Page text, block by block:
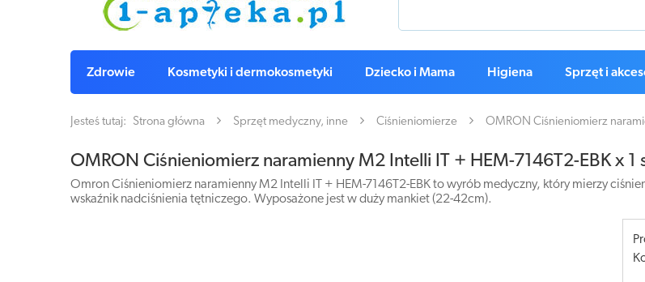
Zdrowie Kosmetyki i dermokosmetyki Dziecko i Mama Higiena Sprzęt i
Jesteś tutaj: Strona główna Sprzęt medyczny, inne Ciśnieniomierze OMRON Ciśnieniomierz
OMRON Ciśnieniomierz naramienny M2 Intelli IT + HEM-7146T2-EBK x 1
Omron Ciśnieniomierz naramienny M2 Intelli IT + HEM-7146T2-EBK to wyrób medyczny, który mierzy
wskaźnik nadciśnienia tętniczego. Wyposażone jest w duży mankiet (22-42cm).